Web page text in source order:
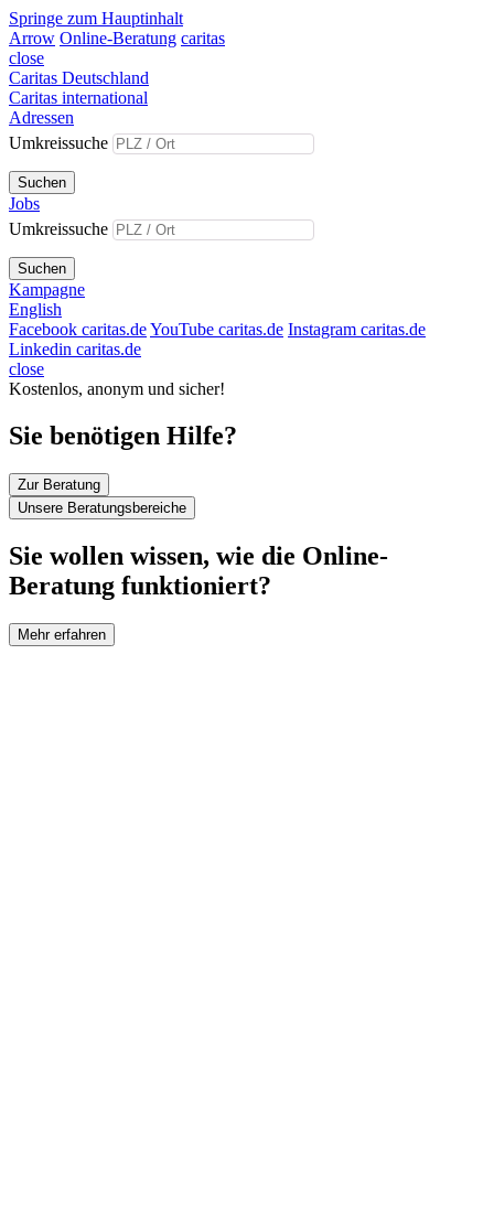
Springe zum Hauptinhalt
Arrow Online-Beratung caritas
close
Caritas Deutschland
Caritas international
Adressen
Umkreissuche
Suchen
Jobs
Umkreissuche
Suchen
Kampagne
English
Facebook caritas.deYouTube caritas.de Instagram caritas.de
Linkedin caritas.de
close
Kostenlos, anonym und sicher!
Sie benötigen Hilfe?
Zur Beratung
Unsere Beratungsbereiche
Sie wollen wissen, wie die Online-
Beratung funktioniert?
Mehr erfahren